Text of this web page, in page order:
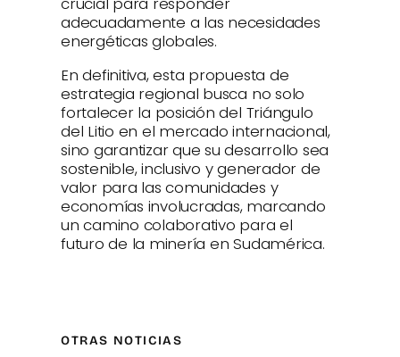
adecuadamente a las necesidades
energéticas globales.
En definitiva, esta propuesta de
estrategia regional busca no solo
fortalecer la posición del Triángulo
del Litio en el mercado internacional,
sino garantizar que su desarrollo sea
sostenible, inclusivo y generador de
valor para las comunidades y
economías involucradas, marcando
un camino colaborativo para el
futuro de la minería en Sudamérica.
OTRAS NOTICIAS